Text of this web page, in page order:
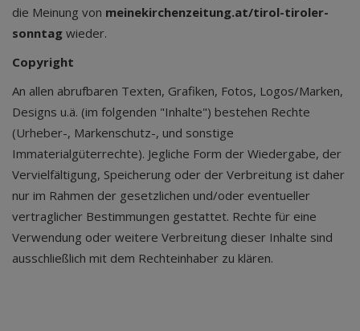
die Meinung von meinekirchenzeitung.at/tirol-tiroler-
sonntag wieder.
Copyright
An allen abrufbaren Texten, Grafiken, Fotos, Logos/Marken,
Designs u.ä. (im folgenden "Inhalte") bestehen Rechte
(Urheber-, Markenschutz-, und sonstige
Immaterialgüterrechte). Jegliche Form der Wiedergabe, der
Vervielfältigung, Speicherung oder der Verbreitung ist daher
nur im Rahmen der gesetzlichen und/oder eventueller
vertraglicher Bestimmungen gestattet. Rechte für eine
Verwendung oder weitere Verbreitung dieser Inhalte sind
ausschließlich mit dem Rechteinhaber zu klären.